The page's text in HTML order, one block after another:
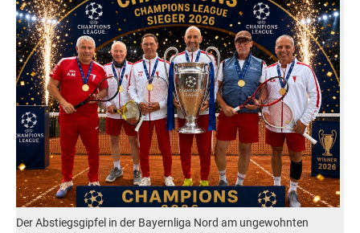
Der Abstiegsgipfel in der Bayernliga Nord am ungewohnten